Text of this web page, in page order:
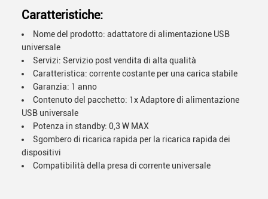
Caratteristiche:
Nome del prodotto: adattatore di alimentazione USB
universale
Servizi: Servizio post vendita di alta qualità
Caratteristica: corrente costante per una carica stabile
Garanzia: 1 anno
Contenuto del pacchetto: 1x Adaptore di alimentazione
USB universale
Potenza in standby: 0,3 W MAX
Sgombero di ricarica rapida per la ricarica rapida dei
dispositivi
Compatibilità della presa di corrente universale